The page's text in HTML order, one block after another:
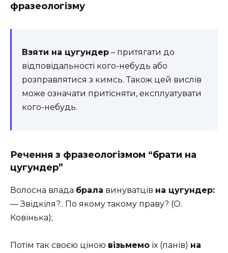
фразеологізму
Взяти на цугундер – притягати до
відповідальності кого-небудь або
розправлятися з кимсь. Також цей вислів
може означати притісняти, експлуатувати
кого-небудь.
Речення з фразеологізмом “брати на
цугундер”
Волосна влада брала винуватців на цугундер:
— Звідкіля?.. По якому такому праву? (О.
Ковінька);
Потім так своєю ціною візьмемо їх (панів) на